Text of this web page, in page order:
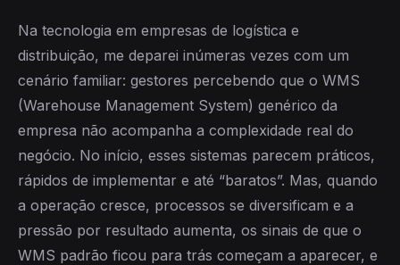
Na tecnologia em empresas de logística e
distribuição, me deparei inúmeras vezes com um
cenário familiar: gestores percebendo que o WMS
(Warehouse Management System) genérico da
empresa não acompanha a complexidade real do
negócio. No início, esses sistemas parecem práticos,
rápidos de implementar e até “baratos”. Mas, quando
a operação cresce, processos se diversificam e a
pressão por resultado aumenta, os sinais de que o
WMS padrão ficou para trás começam a aparecer, e